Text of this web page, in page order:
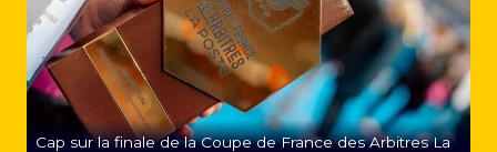
Cap sur la finale de la Coupe de France des Arbitres La